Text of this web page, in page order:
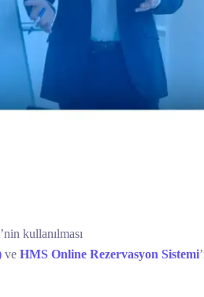
’nin kullanılması
ve HMS Online Rezervasyon Sistemi